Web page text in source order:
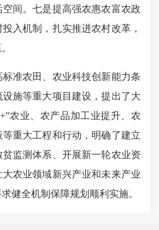
间。七是提高强农惠农富农政
入机制，扎实推进农村改革，
准农田、农业科技创新能力条
施等重大项目建设，提出了大
农业、农产品加工业提升、农
重大工程和行动，明确了建立
监测体系、开展新一轮农业资
农业领域新兴产业和未来产业
求健全机制保障规划顺利实施。